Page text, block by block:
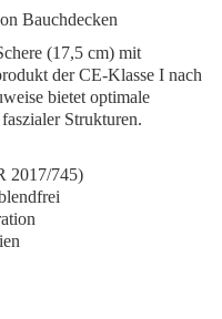
Bauchdecken
(17,5 cm) mit
derCE-Klasse I nach
bietet optimale
Strukturen.
2017/745)